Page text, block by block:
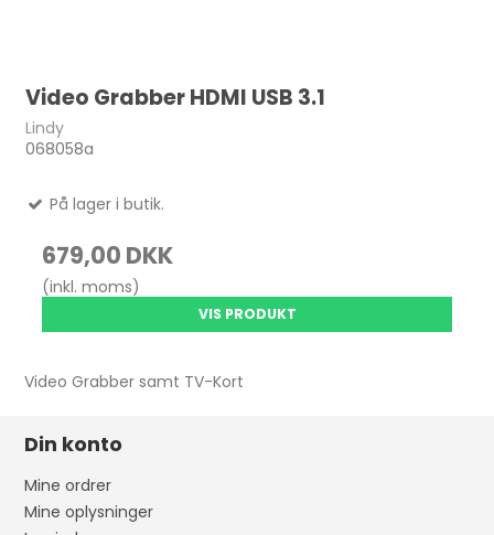
Video Grabber HDMI USB 3.1
Lindy
068058a
På lager i butik.
679,00 DKK
(inkl. moms)
VIS PRODUKT
Video Grabber samt TV-Kort
Din konto
Mine ordrer
Mine oplysninger